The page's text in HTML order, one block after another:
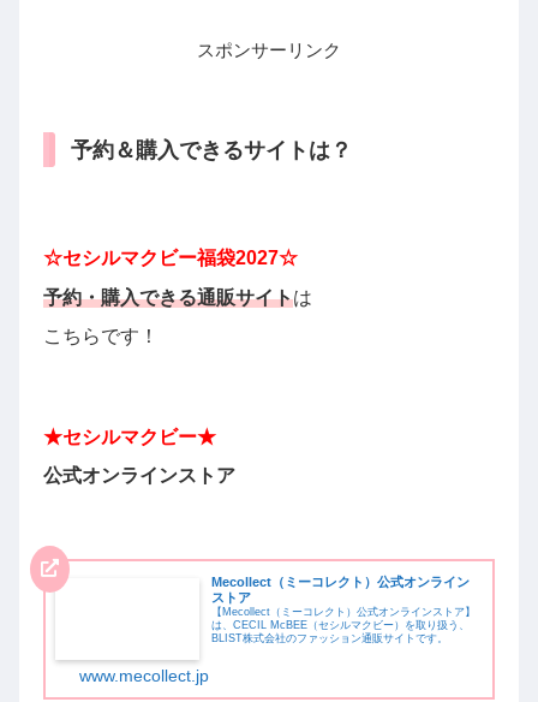
スポンサーリンク
予約＆購入できるサイトは？
☆セシルマクビー福袋2027☆
予約・購入できる通販サイトは
こちらです！
★セシルマクビー★
公式オンラインストア
Mecollect（ミーコレクト）公式オンライン
ストア
【Mecollect（ミーコレクト）公式オンラインストア】
は、CECIL McBEE（セシルマクビー）を取り扱う、
BLIST株式会社のファッション通販サイトです。
www.mecollect.jp